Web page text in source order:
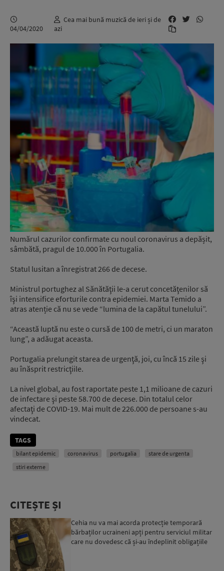
04/04/2020
Cea mai bună muzică de ieri și de
azi
Numărul cazurilor confirmate cu noul coronavirus a depășit,
sâmbătă, pragul de 10.000 în Portugalia.
Statul lusitan a înregistrat 266 de decese.
Ministrul portughez al Sănătăţii le-a cerut concetăţenilor să
îşi intensifice eforturile contra epidemiei. Marta Temido a
atras atenție că nu se vede “lumina de la capătul tunelului”.
“Această luptă nu este o cursă de 100 de metri, ci un maraton
lung”, a adăugat aceasta.
Portugalia prelungit starea de urgenţă, joi, cu încă 15 zile şi
au înăsprit restricţiile.
La nivel global, au fost raportate peste 1,1 milioane de cazuri
de infectare şi peste 58.700 de decese. Din totalul celor
afectaţi de COVID-19. Mai mult de 226.000 de persoane s-au
vindecat.
TAGS
bilant epidemic coronavirus portugalia
stare de urgenta
stiri externe
CITEȘTE ȘI
Cehia nu va mai acorda protecție temporară
bărbaților ucraineni apți pentru serviciul militar
care nu dovedesc că și-au îndeplinit obligațiile